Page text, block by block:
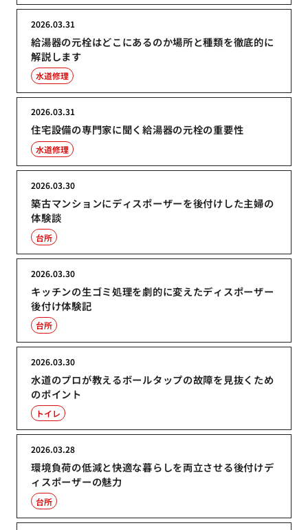
給湯器の元栓はどこにあるのか場所と種類を徹底的に
解説します
2026.03.31
水道修理
住宅設備の専門家に聞く給湯器の元栓の重要性
2026.03.31
水道修理
築古マンションにディスポーザーを後付けした主婦の
体験談
2026.03.30
台所
キッチンの生ゴミ処理を劇的に変えたディスポーザー
後付け体験記
2026.03.30
台所
水道のプロが教えるボールタップの故障を見抜くため
のポイント
2026.03.30
トイレ
環境負荷の低減と快適な暮らしを両立させる後付けデ
ィスポーザーの魅力
2026.03.28
台所